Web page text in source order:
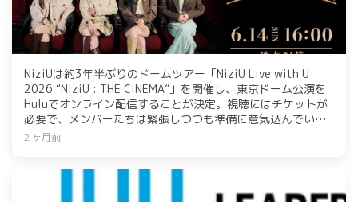
NiziUは約3年半ぶりのドームツアー「NiziU Live with U
2026 “NiziU : THE CINEMA”」を開催し、東京ドーム公演を
Huluでオンライン配信することが決定。視聴にはチケットが
必要で、メンバーたちは緊張しつつも準備に意気込んでい
る。配信は6月14日で、視聴者は特等席でパフォーマンスを
2 ヶ月前